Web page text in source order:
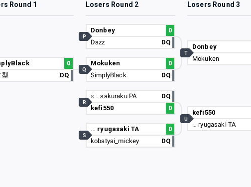
Round 1 Losers Round 2 Losers Round 3
0
型
DQ
Donbey
0
Dazz
DQ
P
Mokuken
0
SimplyBlack
DQ
Q
s…sakuraku PA
DQ
kefi550
0
R
… ryugasaki TA
0
kobatyai_mickey
DQ
S
Donbey
Mokuken
T
kefi550
…ryugasaki TA
U